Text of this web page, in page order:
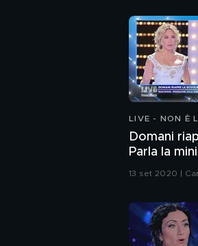
LIVE - NON È
Domani
Parla la
13 set 2020 |